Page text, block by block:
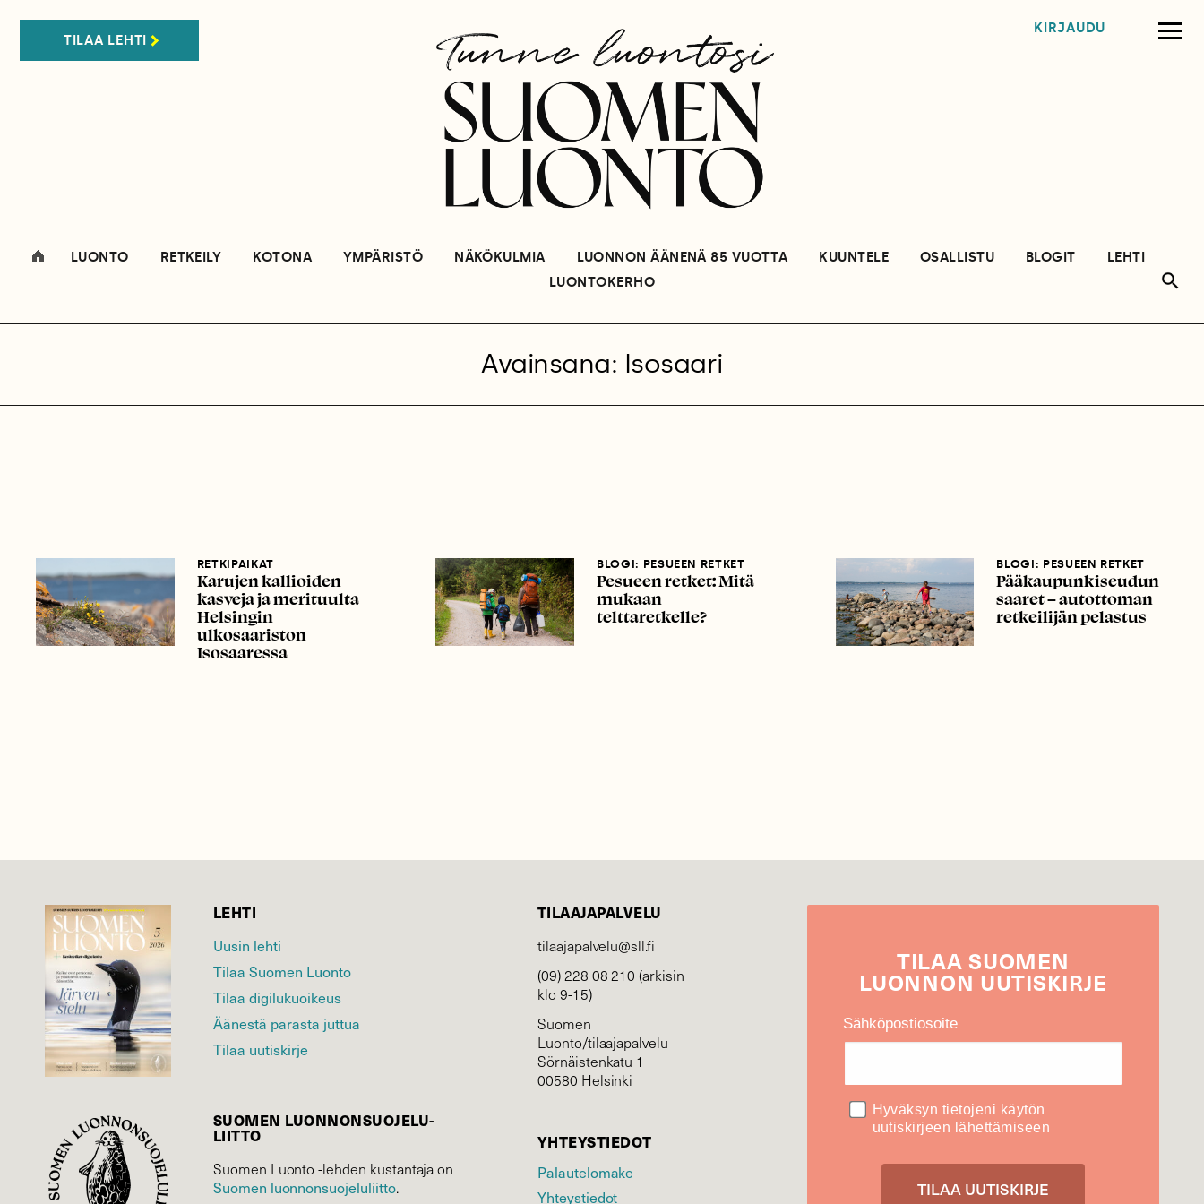
TILAA LEHTI
KIRJAUDU
LUONTO RETKEILY KOTONA YMPÄRISTÖ NÄKÖKULMIA LUONNON ÄÄNENÄ 85 VUOTTA KUUNTELE OSALLISTU BLOGIT
LEHTI
LUONTOKERHO
Avainsana: Isosaari
RETKIPAIKAT
Karujen kallioiden
kasveja ja merituulta
Helsingin
ulkosaariston
Isosaaressa
BLOGI: PESUEEN RETKET
Pesueen retket: Mitä
mukaan
telttaretkelle?
BLOGI: PESUEEN RETKET
Pääkaupunkiseudun
saaret – autottoman
retkeilijän pelastus
LEHTI
Uusin lehti
Tilaa Suomen Luonto
Tilaa digilukuoikeus
Äänestä parasta juttua
Tilaa uutiskirje
SUOMEN LUONNON­SUOJELU­
LIITTO
Suomen Luonto -lehden kustantaja on
Suomen luonnonsuojelu­liitto.
TILAAJAPALVELU
tilaajapalvelu@sll.fi
(09) 228 08 210 (arkisin
klo 9-15)
Suomen
Luonto/tilaajapalvelu
Sörnäistenkatu 1
00580 Helsinki
YHTEYSTIEDOT
Palautelomake
Yhteystiedot
TILAASUOMEN
LUONNON UUTIS­KIRJE
Sähköpostiosoite
Hyväksyn tietojeni käytön
uutiskirjeen lähettämiseen